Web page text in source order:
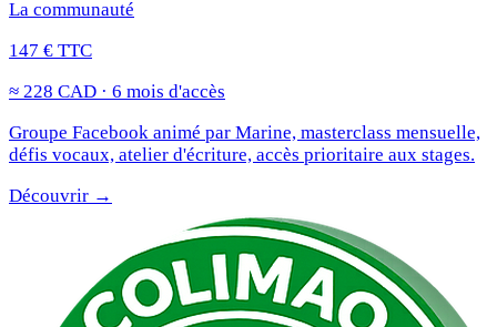
La communauté
147 € TTC
≈ 228 CAD · 6 mois d'accès
Groupe Facebook animé par Marine, masterclass mensuelle,
défis vocaux, atelier d'écriture, accès prioritaire aux stages.
Découvrir →